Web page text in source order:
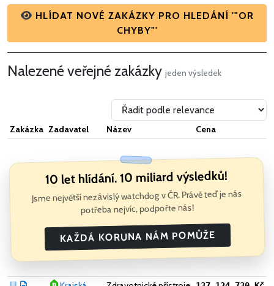
HLÍDAT NOVÉ ZAKÁZKY PRO HLEDÁNÍ '"OR
CHYBY"'
Nalezené veřejné zakázky jeden výsledek
Zakázka Zadavatel Název Cena
10 let hlídání. 10 miliard výsledků!
Jsme největší nezávislý watchdog v ČR. Právě teď je nás
potřeba nejvíc, podpořte nás!
KAŽDÁ KORUNA NÁM POMŮŽE